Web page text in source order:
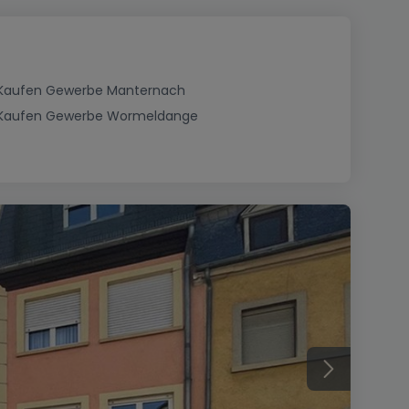
Gewerbe Manternach
Gewerbe Wormeldange